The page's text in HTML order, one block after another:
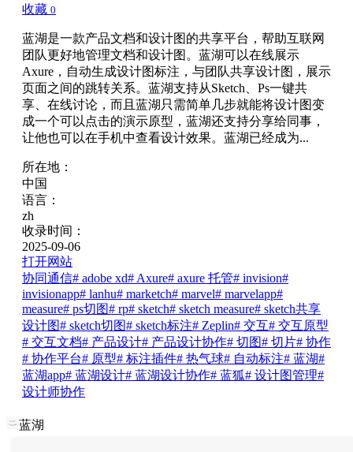
收藏 0
蓝湖是一款产品文档和设计图的共享平台，帮助互联网
团队更好地管理文档和设计图。蓝湖可以在线展示
Axure，自动生成设计图标注，与团队共享设计图，展示
页面之间的跳转关系。蓝湖支持从Sketch、Ps一键共
享、在线讨论，而且蓝湖只需简单几步就能将设计图变
成一个可以点击的演示原型，蓝湖还支持分享给同事，
让他也可以在手机中查看设计效果。蓝湖已经成为...
所在地：
中国
语言：
zh
收录时间：
2025-09-06
打开网站
协同通信# adobe xd# Axure# axure 托管# invision#
invisionapp# lanhu# marketch# marvel# marvelapp#
measure# ps切图# rp# sketch# sketch measure# sketch共享
设计图# sketch切图# sketch标注# Zeplin# 交互# 交互原型
# 交互文档# 产品设计# 产品设计协作# 切图# 切片# 协作
# 协作平台# 原型# 标注插件# 热气球# 自动标注# 蓝湖#
蓝湖app# 蓝湖设计# 蓝湖设计协作# 蓝狐# 设计图管理#
设计师协作
蓝湖